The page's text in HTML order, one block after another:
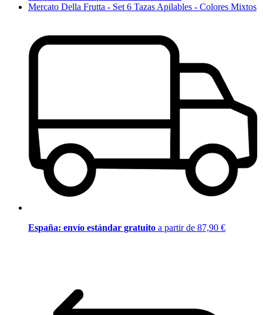
Mercato Della Frutta - Set 6 Tazas Apilables - Colores Mixtos
España: envío estándar gratuito a partir de 87,90 €